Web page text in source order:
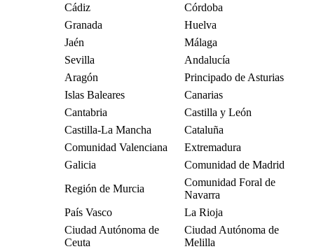
Cádiz
Córdoba
Granada
Huelva
Jaén
Málaga
Sevilla
Andalucía
Aragón
Principado de Asturias
Islas Baleares
Canarias
Cantabria
Castilla y León
Castilla-La Mancha
Cataluña
Comunidad Valenciana
Extremadura
Galicia
Comunidad de Madrid
Región de Murcia
Comunidad Foral de
Navarra
País Vasco
La Rioja
Ciudad Autónoma de
Ceuta
Ciudad Autónoma de
Melilla